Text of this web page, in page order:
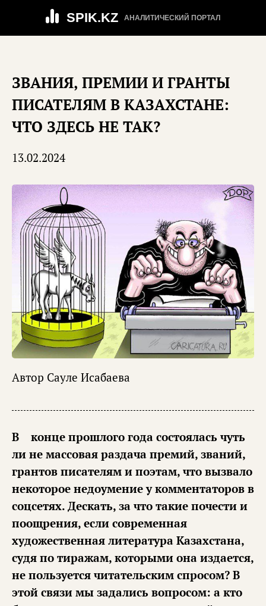
SPIK.KZ АНАЛИТИЧЕСКИЙ ПОРТАЛ
ЗВАНИЯ, ПРЕМИИ И ГРАНТЫ
ПИСАТЕЛЯМ В КАЗАХСТАНЕ:
ЧТО ЗДЕСЬ НЕ ТАК?
13.02.2024
Автор Сауле Исабаева
В конце прошлого года состоялась чуть
ли не массовая раздача премий, званий,
грантов писателям и поэтам, что вызвало
некоторое недоумение у комментаторов в
соцсетях. Дескать, за что такие почести и
поощрения, если современная
художественная литература Казахстана,
судя по тиражам, которыми она издается,
не пользуется читательским спросом? В
этой связи мы задались вопросом: а кто